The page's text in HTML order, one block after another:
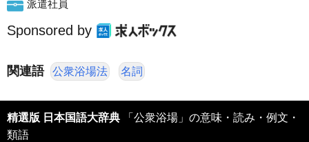
派遣社員
Sponsored by
関連語 公衆浴場法 名詞
精選版 日本国語大辞典 「公衆浴場」の意味・読み・例文・
類語